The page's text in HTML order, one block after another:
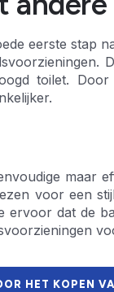
eerste stap
toilet.
maar
voor een
ervoor dat de
HET KOPEN